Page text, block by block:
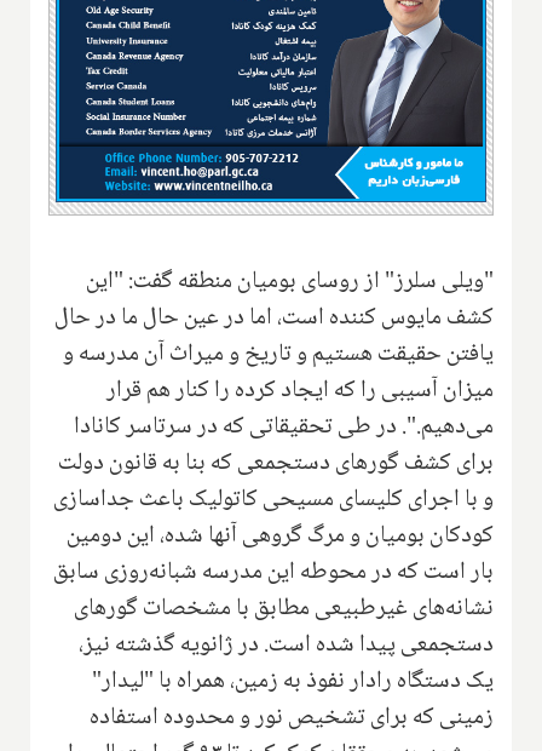
‌"ویلی سلرز" از روسای بومیان منطقه گفت: "این
کشف مایوس کننده است، اما در عین حال ما در حال
یافتن حقیقت هستیم و تاریخ و میراث‌ ‌آن مدرسه و
میزان آسیبی را که ‌ایجاد کرده را کنار هم قرار
می‌دهیم.". در طی تحقیقاتی که در سرتاسر کانادا
برای کشف گورهای دستجمعی که بنا به قانون دولت
و با اجرای کلیسای مسیحی کاتولیک باعث جداسازی
کودکان بومیان و مرگ گروهی آنها شده، این دومین
بار است که در محوطه این مدرسه ‌شبانه‌روزی‌ سابق
نشانه‌های غیرطبیعی مطابق با مشخصات گورهای
دستجمعی پیدا شده است. در ژانویه گذشته نیز،
‌یک دستگاه رادار نفوذ‌ به زمین، همراه با "لیدار"
زمینی که‌ برای تشخیص نور و محدوده ‌‌استفاده